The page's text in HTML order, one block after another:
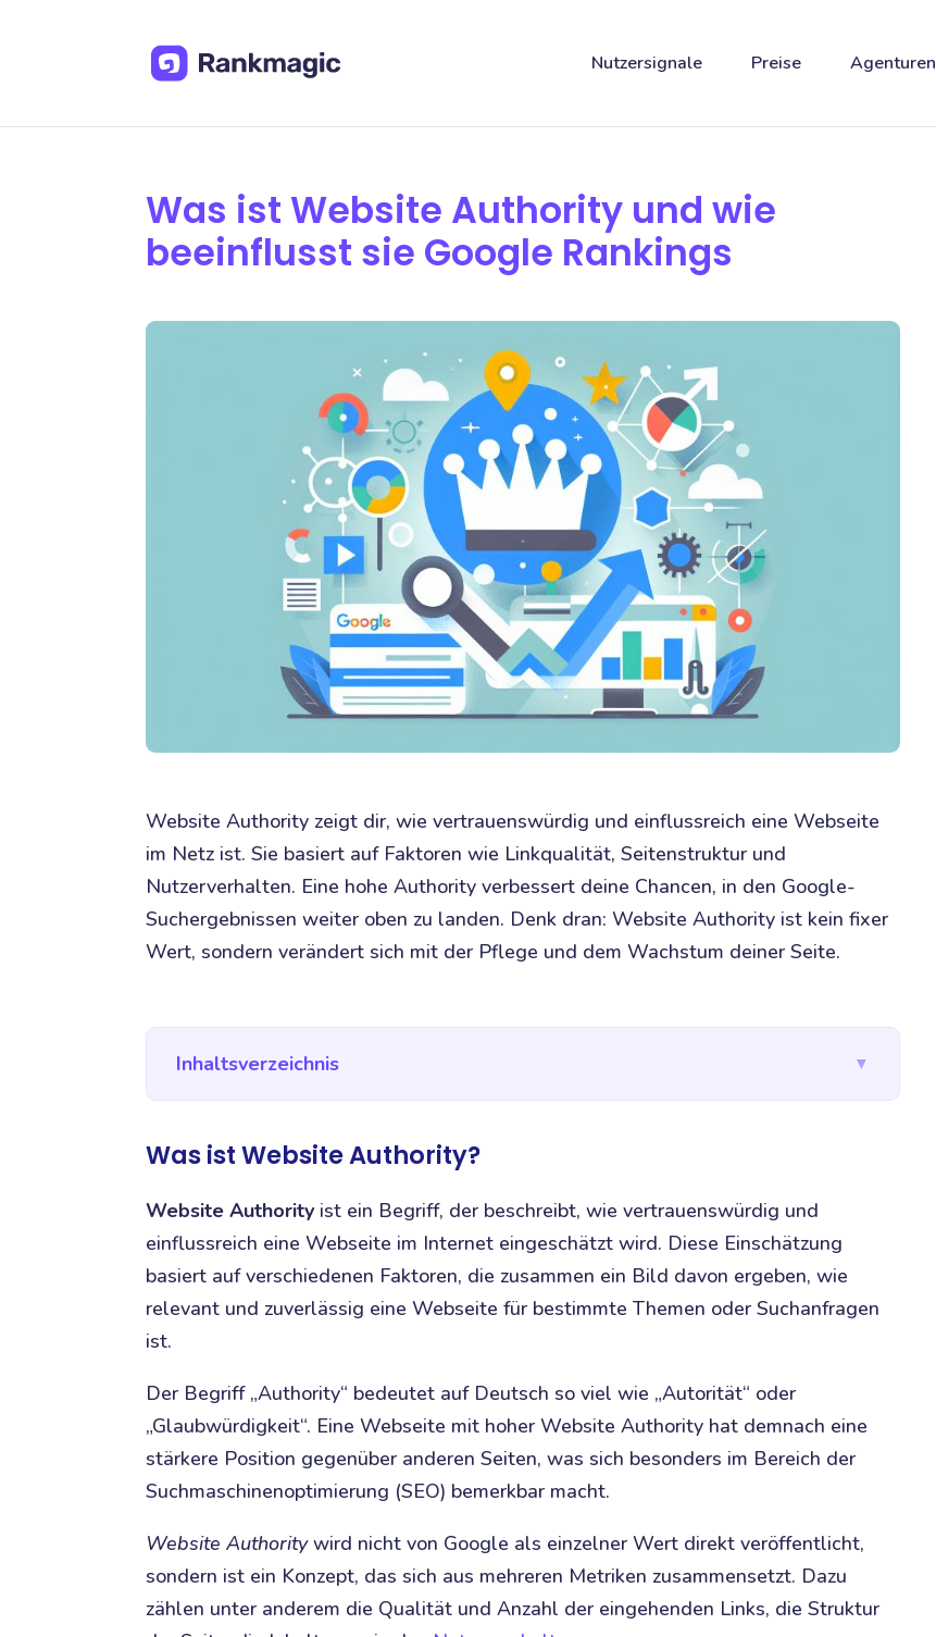
Nutzersignale Preise Agenturen
Was ist Website Authority und wie
beeinflusst sie Google Rankings
Website Authority zeigt dir, wie vertrauenswürdig und einflussreich eine Webseite
im Netz ist. Sie basiert auf Faktoren wie Linkqualität, Seitenstruktur und
Nutzerverhalten. Eine hohe Authority verbessert deine Chancen, in den Google-
Suchergebnissen weiter oben zu landen. Denk dran: Website Authority ist kein fixer
Wert, sondern verändert sich mit der Pflege und dem Wachstum deiner Seite.
Inhaltsverzeichnis ▼
Was ist Website Authority?
Website Authority ist ein Begriff, der beschreibt, wie vertrauenswürdig und
einflussreich eine Webseite im Internet eingeschätzt wird. Diese Einschätzung
basiert auf verschiedenen Faktoren, die zusammen ein Bild davon ergeben, wie
relevant und zuverlässig eine Webseite für bestimmte Themen oder Suchanfragen
ist.
Der Begriff „Authority“ bedeutet auf Deutsch so viel wie „Autorität“ oder
„Glaubwürdigkeit“. Eine Webseite mit hoher Website Authority hat demnach eine
stärkere Position gegenüber anderen Seiten, was sich besonders im Bereich der
Suchmaschinenoptimierung (SEO) bemerkbar macht.
Website Authoritywird nicht von Google als einzelner Wert direkt veröffentlicht,
sondern ist ein Konzept, das sich aus mehreren Metriken zusammensetzt. Dazu
zählen unter anderem die Qualität und Anzahl der eingehenden Links, die Struktur